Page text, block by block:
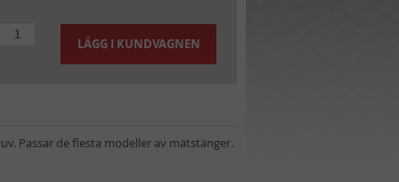
LÄGG I KUNDVAGNEN
Passar de flesta modeller av mätstänger.